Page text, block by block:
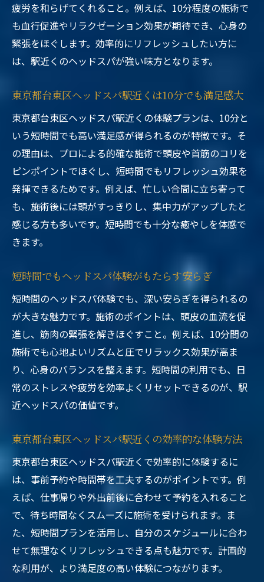
疲労を和らげてくれること。例えば、10分程度の施術で
も血行促進やリラクゼーション効果が期待でき、心身の
緊張をほぐします。効率的にリフレッシュしたい方に
は、駅近くのヘッドスパが強い味方となります。
東京都台東区ヘッドスパ駅近くは10分でも満足感大
東京都台東区ヘッドスパ駅近くの体験プランは、10分と
いう短時間でも高い満足感が得られるのが特徴です。そ
の理由は、プロによる的確な施術で頭皮や首筋のコリを
ピンポイントでほぐし、短時間でもリフレッシュ効果を
発揮できるためです。例えば、忙しい合間に立ち寄って
も、施術後には頭がすっきりし、集中力がアップしたと
感じる方も多いです。短時間でも十分な癒やしを体感で
きます。
短時間でもヘッドスパ体験がもたらす安らぎ
短時間のヘッドスパ体験でも、深い安らぎを得られるの
が大きな魅力です。施術のポイントは、頭皮の血流を促
進し、筋肉の緊張を解きほぐすこと。例えば、10分間の
施術でも心地よいリズムと圧でリラックス効果が高ま
り、心身のバランスを整えます。短時間の利用でも、日
常のストレスや疲労を効率よくリセットできるのが、駅
近ヘッドスパの価値です。
東京都台東区ヘッドスパ駅近くの効率的な体験方法
東京都台東区ヘッドスパ駅近くで効率的に体験するに
は、事前予約や時間帯を工夫するのがポイントです。例
えば、仕事帰りや外出前後に合わせて予約を入れること
で、待ち時間なくスムーズに施術を受けられます。ま
た、短時間プランを活用し、自分のスケジュールに合わ
せて無理なくリフレッシュできる点も魅力です。計画的
な利用が、より満足度の高い体験につながります。